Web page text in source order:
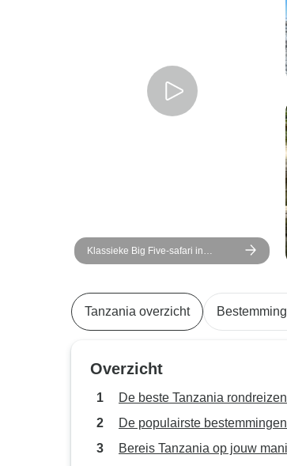
Klassieke Big Five-safari in
Tanzania – duurzame
Tanzania overzicht
Overzicht
De beste Tanzania rondreizen
De populairste
Bereis Tanzania op jouw